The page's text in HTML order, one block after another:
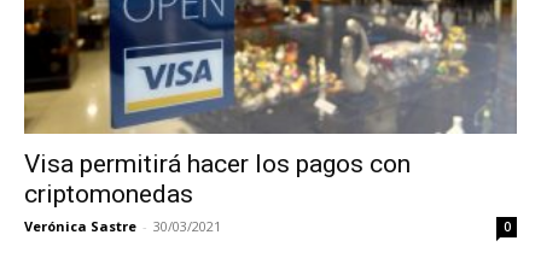
Visa permitirá hacer los pagos con
criptomonedas
Verónica Sastre - 30/03/2021 0